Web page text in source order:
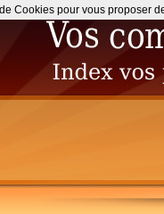
Cookies pour vous proposer